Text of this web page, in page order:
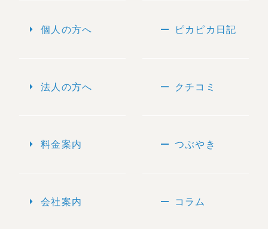
arrow_right 個人の方へ
arrow_right 法人の方へ
arrow_right 料金案内
arrow_right 会社案内
remove ピカピカ日記
remove クチコミ
remove つぶやき
remove コラム